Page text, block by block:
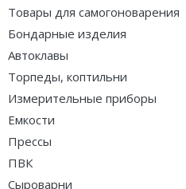
Товары для самогоноварения
Бондарные изделия
Автоклавы
Торпеды, коптильни
Измерительные приборы
Емкости
Прессы
ПВК
Сыроварни